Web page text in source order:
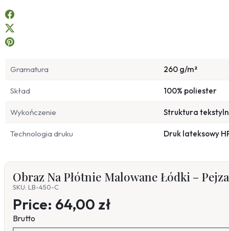
Gramatura 260 g/m²
Skład 100% poliester
Wykończenie Struktura
Technologia druku Druk lateksowy
Obraz Na Płótnie Malowane Łódki –
SKU: LB-450-C
Price: 64,00 zł
Brutto